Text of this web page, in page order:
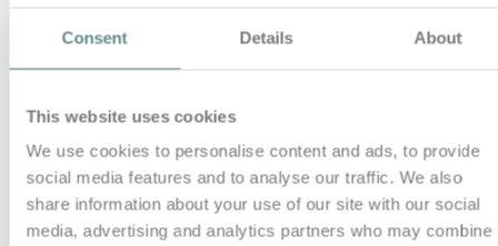
Consent Details About
This website uses cookies
We use cookies to personalise content and ads, to provide
social media features and to analyse our traffic. We also
share information about your use of our site with our social
media, advertising and analytics partners who may combine